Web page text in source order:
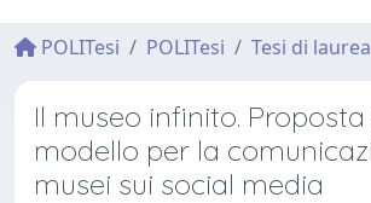
POLITesi POLITesi Tesi di
Il museo infinito. Proposta
modello per la
musei sui social media